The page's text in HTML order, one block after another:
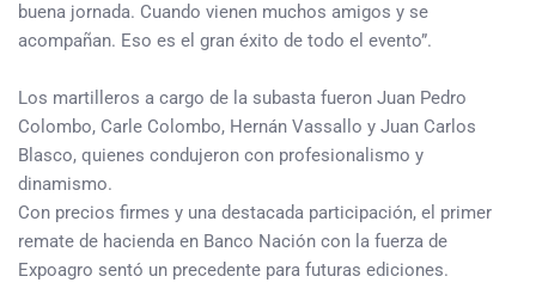
buena jornada. Cuando vienen muchos amigos y se
acompañan. Eso es el gran éxito de todo el evento”.
Los martilleros a cargo de la subasta fueron Juan Pedro
Colombo, Carle Colombo, Hernán Vassallo y Juan Carlos
Blasco, quienes condujeron con profesionalismo y
dinamismo.
Con precios firmes y una destacada participación, el primer
remate de hacienda en Banco Nación con la fuerza de
Expoagro sentó un precedente para futuras ediciones.